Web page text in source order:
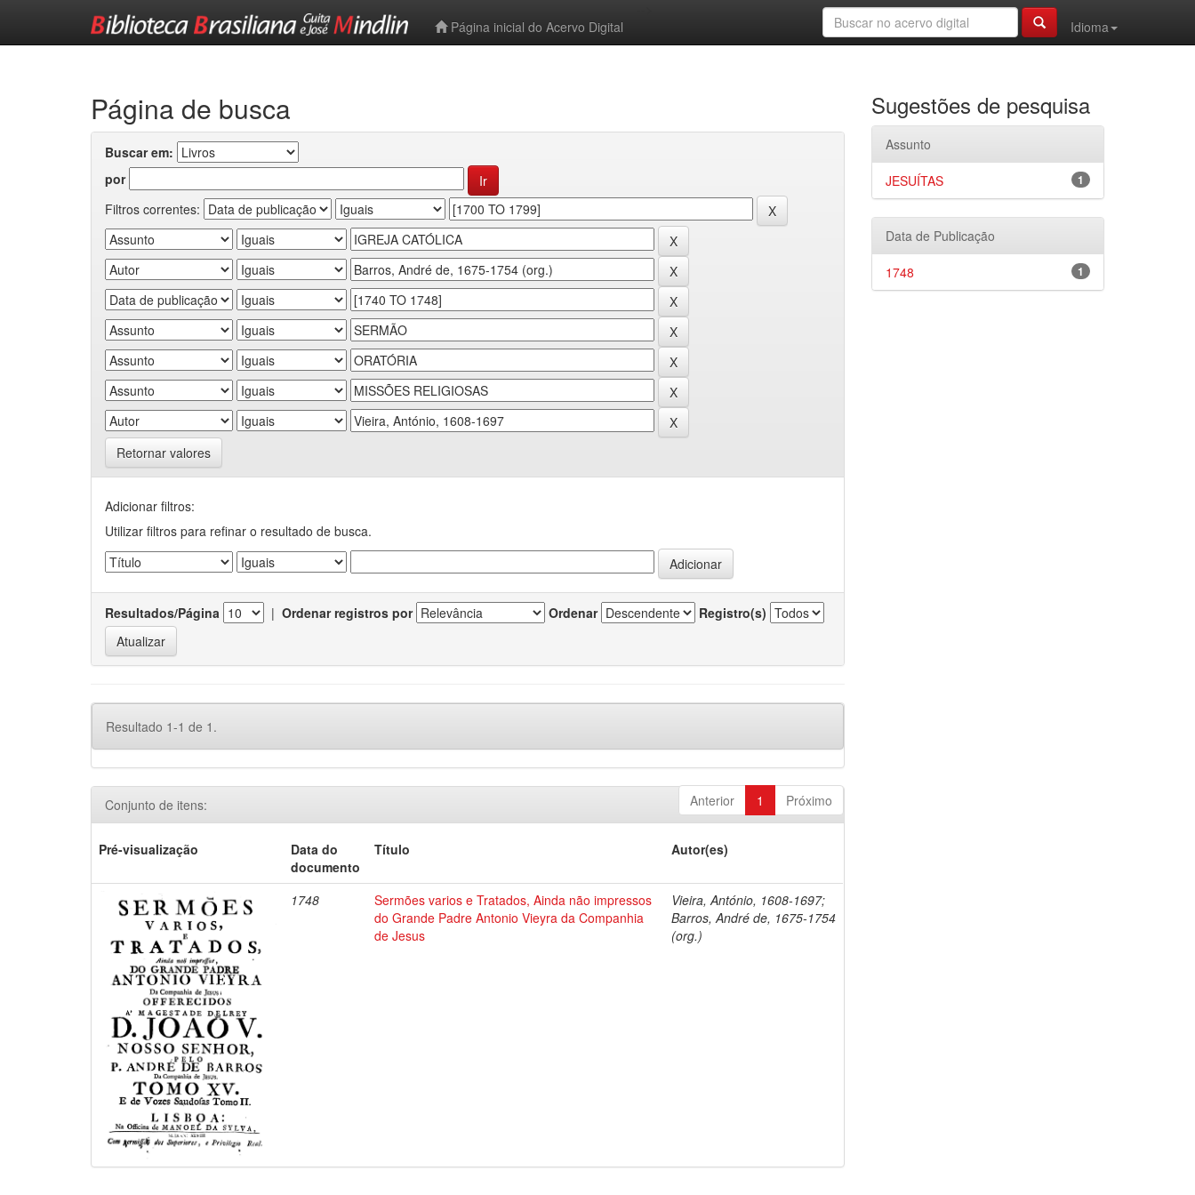
Página inicial do Acervo Digital
Idioma
Página de busca
Buscar em:
por
Filtros correntes:
Retornar valores
Adicionar filtros:
Utilizar filtros para refinar o resultado de busca.
Resultados/Página | Ordenar registros por Ordenar Registro(s)
Resultado 1-1 de 1.
Anterior 1 Próximo
Conjunto de itens:
Pré-visualização
Data do
documento
Título Autor(es)
1748
Sermões varios e Tratados, Ainda não impressos
do Grande Padre Antonio Vieyra da Companhia
de Jesus
Vieira, António, 1608-1697;
Barros, André de, 1675-1754
(org.)
Sugestões de pesquisa
Assunto
1
JESUÍTAS
Data de Publicação
1
1748